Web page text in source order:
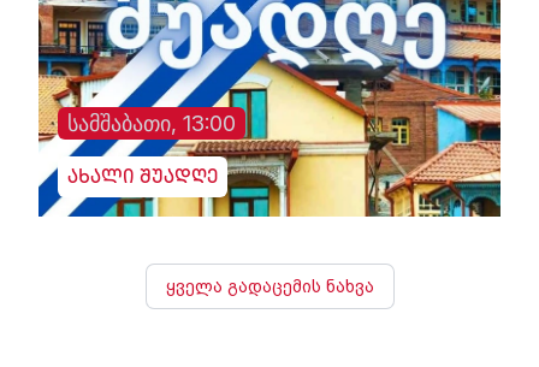
სამშაბათი, 13:00
ახალი შუადღე
ყველა გადაცემის ნახვა